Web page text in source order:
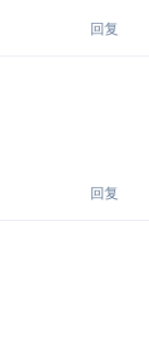
回复
回复